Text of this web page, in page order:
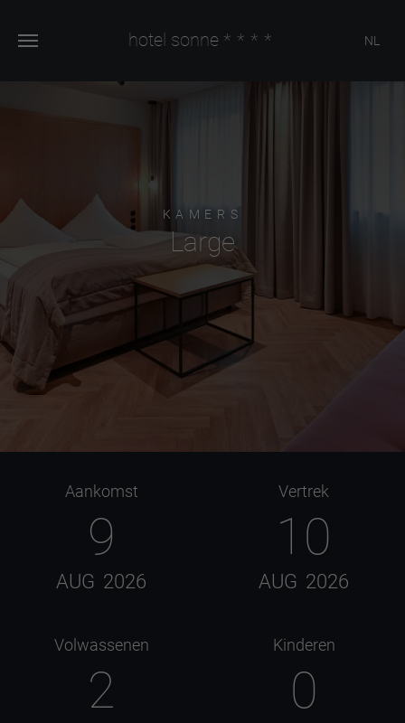
hotel sonne **** NL
KAMERS
Large
Aankomst
9
AUG 2026
Vertrek
10
AUG 2026
Volwassenen
2
Kinderen
0